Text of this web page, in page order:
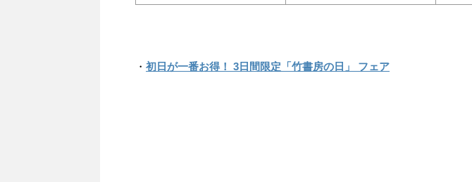
・ 初日が一番お得！ 3日間限定「竹書房の日」 フェア